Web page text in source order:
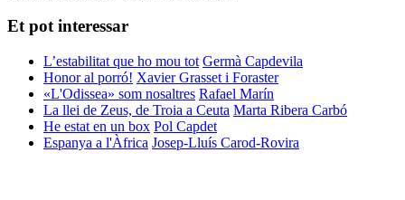
Et pot interessar
L’estabilitat que ho mou tot Germà Capdevila
Honor al porró! Xavier Grasset i Foraster
«L'Odissea» som nosaltres Rafael Marín
La llei de Zeus, de Troia a Ceuta Marta Ribera Carbó
He estat en un box Pol Capdet
Espanya a l'Àfrica Josep-Lluís Carod-Rovira